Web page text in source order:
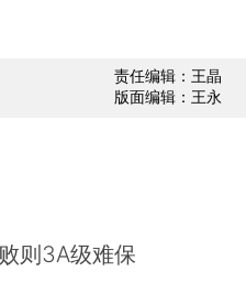
责任编辑：王晶
版面编辑：王永
则3A级难保